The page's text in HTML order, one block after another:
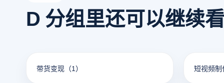
D 分组里还可以继续
带货变现 （1） 短视频制